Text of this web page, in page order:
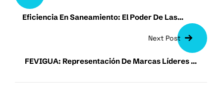
Eficiencia En Saneamiento: El Poder De Las
Next Post
FEVIGUA: Representación De Marcas Líderes En